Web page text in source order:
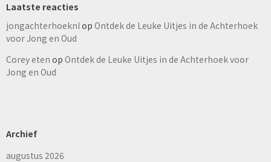
Laatste reacties
jongachterhoeknlop Ontdek de Leuke Uitjes in de Achterhoek
voor Jong en Oud
Corey eten op Ontdek de Leuke Uitjes in de Achterhoek voor
Jong en Oud
Archief
augustus 2026